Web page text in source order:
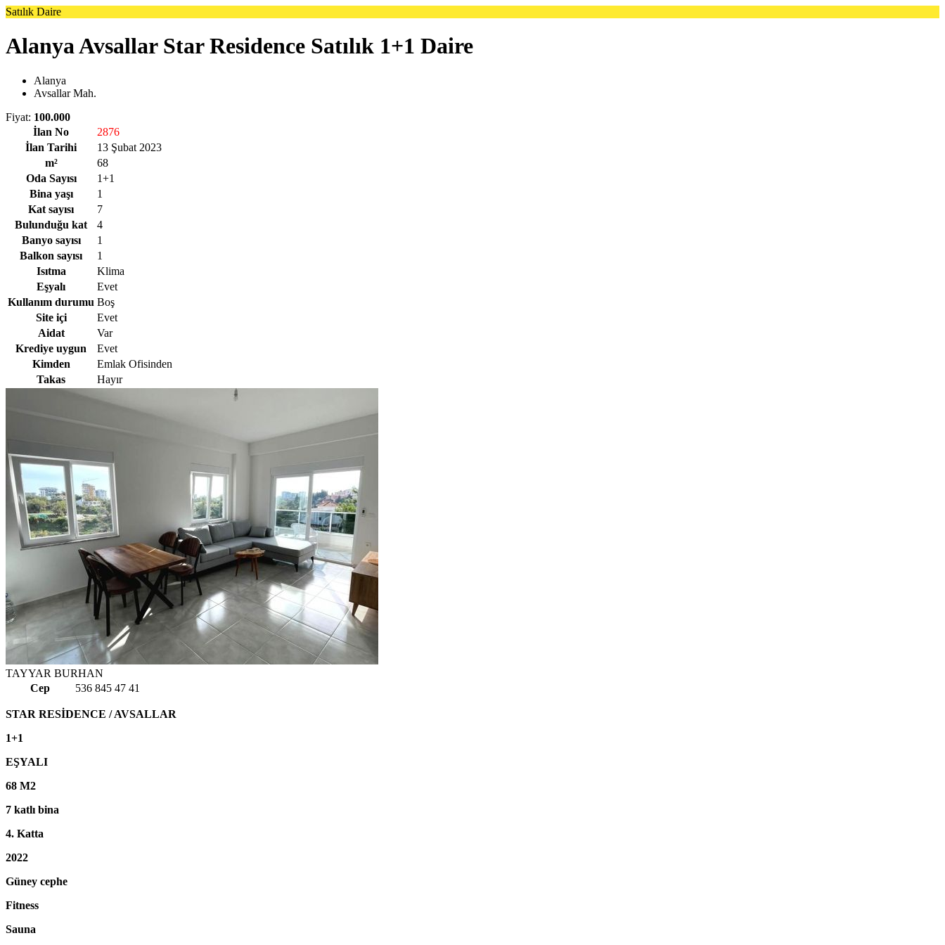
Satılık Daire
Alanya Avsallar Star Residence Satılık 1+1 Daire
Alanya
Avsallar Mah.
Fiyat: 100.000
İlan No
2876
İlan Tarihi
13 Şubat 2023
m²
68
Oda Sayısı
1+1
Bina yaşı
1
Kat sayısı
7
Bulunduğu kat
4
Banyo sayısı
1
Balkon sayısı
1
Isıtma
Klima
Eşyalı
Evet
Kullanım durumu Boş
Site içi
Evet
Aidat
Var
Krediye uygun
Evet
Kimden
Emlak Ofisinden
Takas
Hayır
TAYYAR BURHAN
Cep
536 845 47 41
STAR RESİDENCE / AVSALLAR
1+1
EŞYALI
68 M2
7 katlı bina
4. Katta
2022
Güney cephe
Fitness
Sauna